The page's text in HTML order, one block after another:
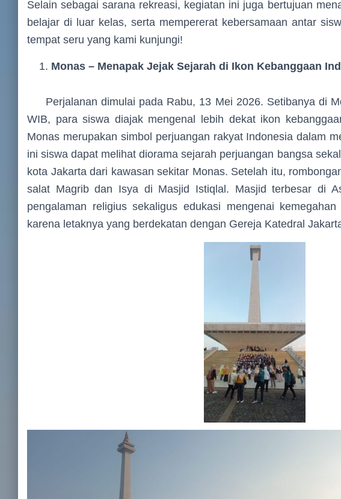
Selain sebagai sarana rekreasi, kegiatan ini juga bertujuan
belajar di luar kelas, serta mempererat kebersamaan antar
tempat seru yang kami kunjungi!
Monas – Menapak Jejak Sejarah di Ikon Kebanggaan
Perjalanan dimulai pada Rabu, 13 Mei 2026. Setibanya di
WIB, para siswa diajak mengenal lebih dekat ikon
Monas merupakan simbol perjuangan rakyat Indonesia dalam
ini siswa dapat melihat diorama sejarah perjuangan bangsa
kota Jakarta dari kawasan sekitar Monas. Setelah itu,
salat Magrib dan Isya di Masjid Istiqlal. Masjid terbesar di
pengalaman religius sekaligus edukasi mengenai
karena letaknya yang berdekatan dengan Gereja Katedral